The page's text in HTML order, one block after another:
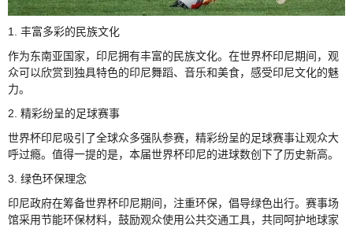
1. 丰富多彩的民族文化
作为东南亚国家，印尼拥有丰富的民族文化。在世界杯印尼期间，观
众可以欣赏到独具特色的印尼舞蹈、音乐和美食，感受印尼文化的魅
力。
2. 精彩纷呈的足球赛事
世界杯印尼吸引了全球众多强队参赛，精彩纷呈的足球赛事让观众大
呼过瘾。值得一提的是，本届世界杯印尼的进球数创下了历史新高。
3. 绿色环保理念
印尼政府在筹备世界杯印尼期间，注重环保，倡导绿色出行。赛事场
馆采用节能环保材料，鼓励观众使用公共交通工具，共同呵护地球家